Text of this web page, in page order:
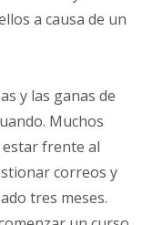
a causa de un
y las ganas de
Muchos
frente al
correos y
tres meses.